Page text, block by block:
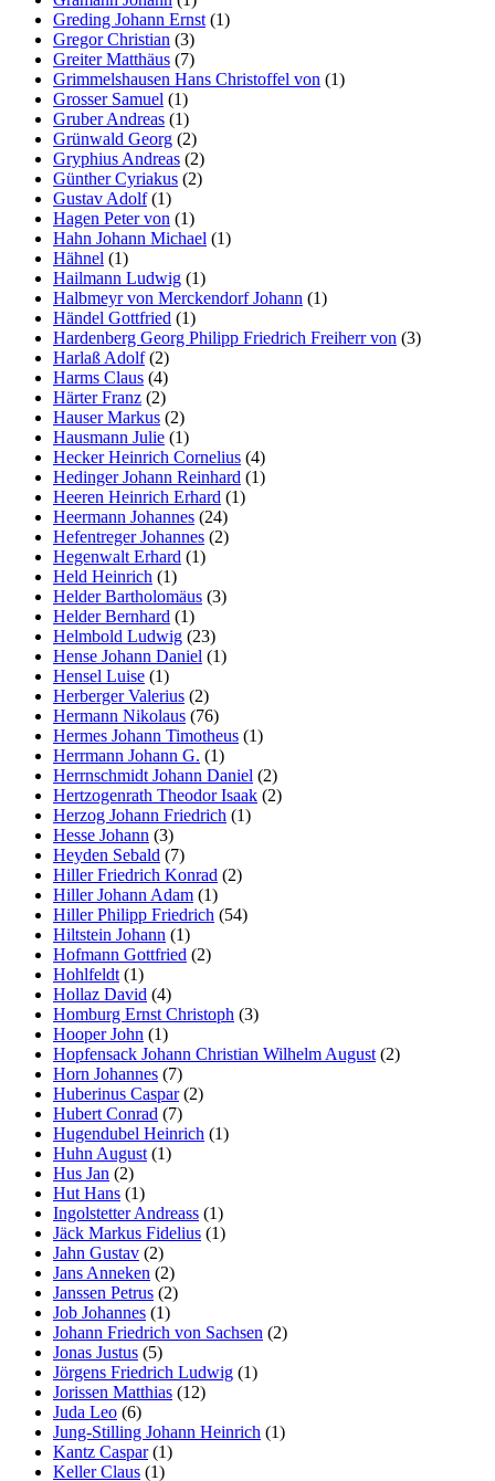
Greding Johann Ernst (1)
Gregor Christian (3)
Greiter Matthäus (7)
Grimmelshausen Hans Christoffel von (1)
Grosser Samuel (1)
Gruber Andreas (1)
Grünwald Georg (2)
Gryphius Andreas (2)
Günther Cyriakus (2)
Gustav Adolf(1)
Hagen Peter von (1)
Hahn Johann Michael (1)
Hähnel (1)
Hailmann Ludwig (1)
Halbmeyr von Merckendorf Johann (1)
Händel Gottfried (1)
Hardenberg Georg Philipp Friedrich Freiherr von (3)
Harlaß Adolf(2)
Harms Claus (4)
Härter Franz (2)
Hauser Markus (2)
Hausmann Julie (1)
Hecker Heinrich Cornelius (4)
Hedinger Johann Reinhard (1)
Heeren Heinrich Erhard (1)
Heermann Johannes (24)
Hefentreger Johannes (2)
Hegenwalt Erhard (1)
Held Heinrich (1)
Helder Bartholomäus (3)
Helder Bernhard (1)
Helmbold Ludwig (23)
Hense Johann Daniel (1)
Hensel Luise (1)
Herberger Valerius (2)
Hermann Nikolaus (76)
Hermes Johann Timotheus (1)
Herrmann Johann G. (1)
Herrnschmidt Johann Daniel (2)
Hertzogenrath Theodor Isaak (2)
Herzog Johann Friedrich (1)
Hesse Johann (3)
Heyden Sebald (7)
Hiller Friedrich Konrad (2)
Hiller Johann Adam (1)
Hiller Philipp Friedrich (54)
Hiltstein Johann (1)
Hofmann Gottfried (2)
Hohlfeldt (1)
Hollaz David (4)
Homburg Ernst Christoph (3)
Hooper John (1)
Hopfensack Johann Christian Wilhelm August (2)
Horn Johannes (7)
Huberinus Caspar(2)
Hubert Conrad (7)
Hugendubel Heinrich (1)
Huhn August (1)
Hus Jan (2)
Hut Hans (1)
Ingolstetter Andreass (1)
Jäck Markus Fidelius (1)
Jahn Gustav (2)
Jans Anneken (2)
Janssen Petrus (2)
Job Johannes (1)
Johann Friedrich von Sachsen (2)
Jonas Justus (5)
Jörgens Friedrich Ludwig (1)
Jorissen Matthias (12)
Juda Leo (6)
Jung-Stilling Johann Heinrich (1)
Kantz Caspar(1)
Keller Claus (1)